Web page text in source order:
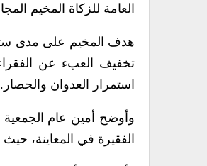
العامة للزكاة المخيم المجاني الـ47 لطب وجراحة العيون بمديرية
هدف المخيم على مدى
تخفيف العبء عن
استمرار العدوان والحصار.
الفقيرة في المعاينة، حيث